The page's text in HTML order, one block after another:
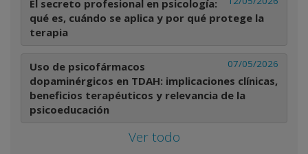
El secreto profesional en psicología:
qué es, cuándo se aplica y por qué protege la
terapia
07/05/2026
Uso de psicofármacos
dopaminérgicos en TDAH: implicaciones clínicas,
beneficios terapéuticos y relevancia de la
psicoeducación
Ver todo